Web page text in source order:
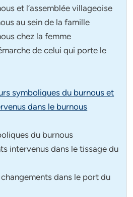
et l’assemblée villageoise
au sein de la famille
chez la femme
de celui qui porte le
symboliques du burnous et
dans le burnous
du burnous
intervenus dans le tissage du
dans le port du